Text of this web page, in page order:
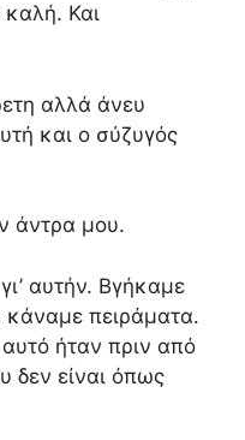
καλή. Και
αλλά άνευ
και ο σύζυγός
άντρα μου.
αυτήν. Βγήκαμε
κάναμε πειράματα.
ήταν πριν από
δεν είναι όπως